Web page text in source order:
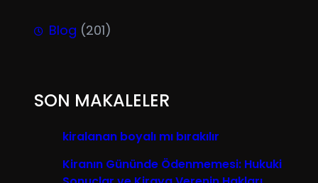
Blog (201)
SON MAKALELER
kiralanan boyalı mı bırakılır
Kiranın Gününde Ödenmemesi: Hukuki